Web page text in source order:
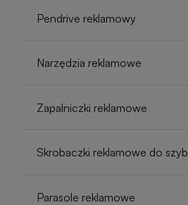
Pendrive reklamowy
Narzędzia reklamowe
Zapalniczki reklamowe
Skrobaczki reklamowe do szyb
Parasole reklamowe